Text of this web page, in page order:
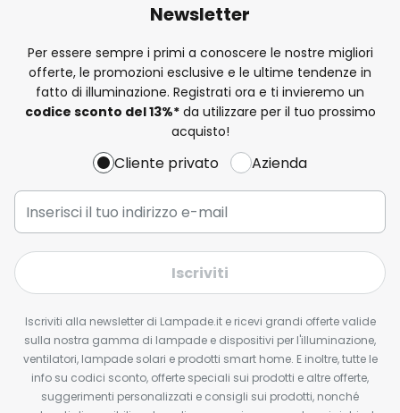
Newsletter
Per essere sempre i primi a conoscere le nostre migliori
offerte, le promozioni esclusive e le ultime tendenze in
fatto di illuminazione. Registrati ora e ti invieremo un
codice sconto del13%*da utilizzare per il tuo prossimo
acquisto!
Cliente privato Azienda
Iscriviti
Iscriviti alla newsletter di Lampade.it e ricevi grandi offerte valide
sulla nostra gamma di lampade e dispositivi per l'illuminazione,
ventilatori, lampade solari e prodotti smart home. E inoltre, tutte le
info su codici sconto, offerte speciali sui prodotti e altre offerte,
suggerimenti personalizzati e consigli sui prodotti, nonché